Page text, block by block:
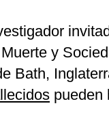
y
Bath,
pueden